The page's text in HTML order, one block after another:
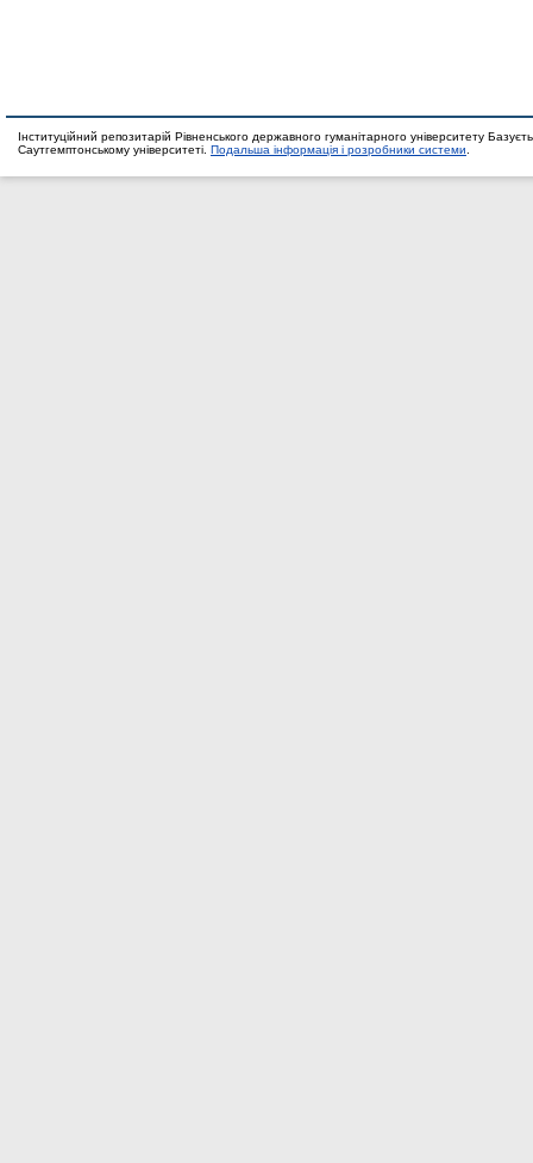
Інституційний репозитарій Рівненського державного гуманітарного університету
Саутгемптонському університеті. Подальша інформація і розробники системи